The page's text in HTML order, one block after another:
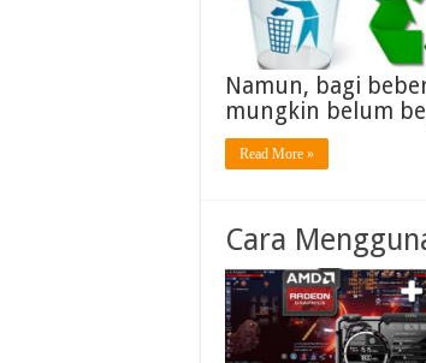
Namun, bagi
mungkin belum
Read More »
Cara